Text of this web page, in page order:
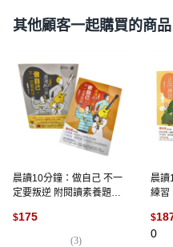
其他顧客一起購買的商品
晨讀10分鐘：做自己 不一
定要叛逆 附閱讀素養題本,
$175
(3)
晨讀
練習
$
0